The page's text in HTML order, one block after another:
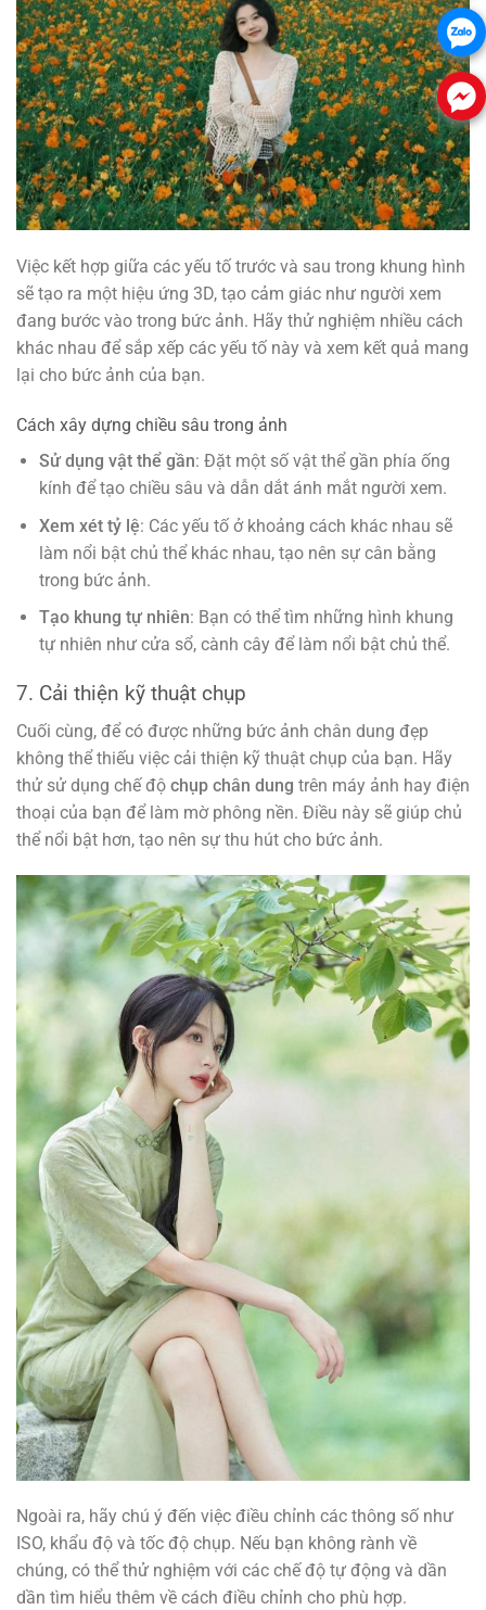
Việc kết hợp giữa các yếu tố trước và sau trong khung hình
sẽ tạo ra một hiệu ứng 3D, tạo cảm giác như người xem
đang bước vào trong bức ảnh. Hãy thử nghiệm nhiều cách
khác nhau để sắp xếp các yếu tố này và xem kết quả mang
lại cho bức ảnh của bạn.
Cách xây dựng chiều sâu trong ảnh
Sử dụng vật thể gần: Đặt một số vật thể gần phía ống
kính để tạo chiều sâu và dẫn dắt ánh mắt người xem.
Xem xét tỷ lệ: Các yếu tố ở khoảng cách khác nhau sẽ
làm nổi bật chủ thể khác nhau, tạo nên sự cân bằng
trong bức ảnh.
Tạo khung tự nhiên: Bạn có thể tìm những hình khung
tự nhiên như cửa sổ, cành cây để làm nổi bật chủ thể.
7. Cải thiện kỹ thuật chụp
Cuối cùng, để có được những bức ảnh chân dung đẹp
không thể thiếu việc cải thiện kỹ thuật chụp của bạn. Hãy
thử sử dụng chế độ chụp chân dung trên máy ảnh hay điện
thoại của bạn để làm mờ phông nền. Điều này sẽ giúp chủ
thể nổi bật hơn, tạo nên sự thu hút cho bức ảnh.
Ngoài ra, hãy chú ý đến việc điều chỉnh các thông số như
ISO, khẩu độ và tốc độ chụp. Nếu bạn không rành về
chúng, có thể thử nghiệm với các chế độ tự động và dần
dần tìm hiểu thêm về cách điều chỉnh cho phù hợp.